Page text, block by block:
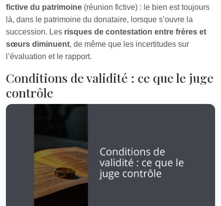
fictive du patrimoine (réunion fictive) : le bien est toujours
là, dans le patrimoine du donataire, lorsque s’ouvre la
succession. Les risques de contestation entre frères et
sœurs diminuent, de même que les incertitudes sur
l’évaluation et le rapport.
Conditions de validité : ce que le juge
contrôle